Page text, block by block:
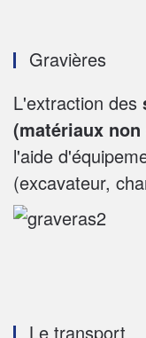
Gravières
L'extraction des
(matériaux
l'aide
(excavateur,
Le transport